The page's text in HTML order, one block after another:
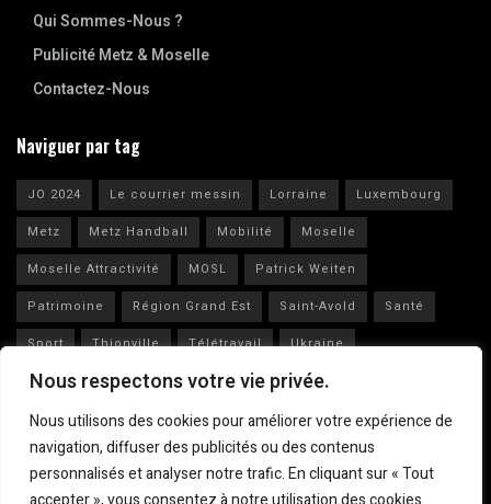
Nous respectons votre vie privée.
Nous utilisons des cookies pour améliorer votre expérience de
navigation, diffuser des publicités ou des contenus
personnalisés et analyser notre trafic. En cliquant sur « Tout
Qui Sommes-Nous ?
Publicité Metz & Moselle
Contactez-Nous
Naviguer par tag
JO 2024 Le courrier messin Lorraine
Luxembourg
Metz
Metz Handball Mobilité
Moselle
Moselle Attractivité
MOSL
Patrick Weiten
Patrimoine
Région Grand Est Saint-Avold
Santé
Sport
Thionville Télétravail
Ukraine
Vianney Huguenot
Ville de Metz